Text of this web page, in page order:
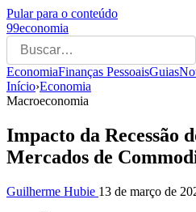
Pular para o conteúdo
99economia
EconomiaFinanças PessoaisGuias
Início›Economia
Macroeconomia
Impacto da Recessão
Mercados de
Guilherme Hubie 13 de março de